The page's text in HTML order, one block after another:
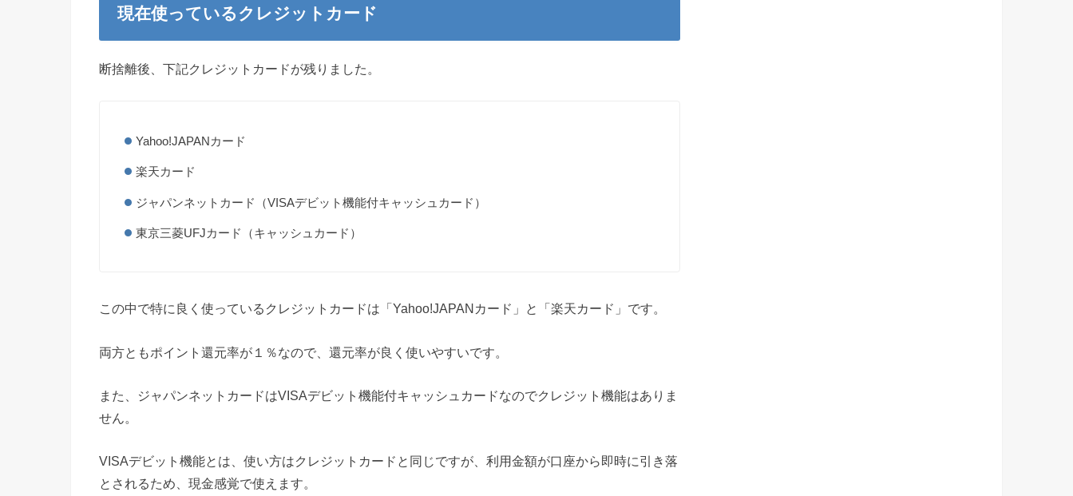
現在使っているクレジットカード
断捨離後、下記クレジットカードが残りました。
Yahoo!JAPANカード
楽天カード
ジャパンネットカード（VISAデビット機能付キャッシュカード）
東京三菱UFJカード（キャッシュカード）
この中で特に良く使っているクレジットカードは「Yahoo!JAPANカード」と「楽天カード」です。
両方ともポイント還元率が１％なので、還元率が良く使いやすいです。
また、ジャパンネットカードはVISAデビット機能付キャッシュカードなのでクレジット機能はありま
せん。
VISAデビット機能とは、使い方はクレジットカードと同じですが、利用金額が口座から即時に引き落
とされるため、現金感覚で使えます。